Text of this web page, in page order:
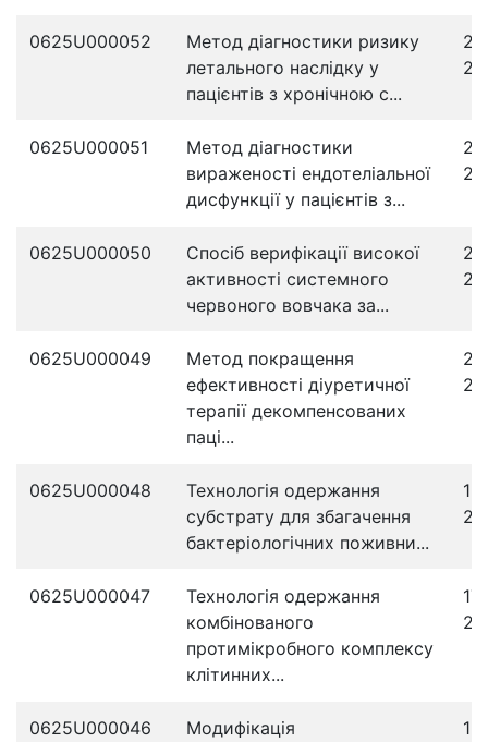
0625U000052
Метод діагностики ризику
летального наслідку у
пацієнтів з хронічною с...
0625U000051
Метод діагностики
вираженості ендотеліальної
дисфункції у пацієнтів з...
0625U000050
Спосіб верифікації високої
активності системного
червоного вовчака за...
0625U000049
Метод покращення
ефективності діуретичної
терапії декомпенсованих
паці...
0625U000048
Технологія одержання
субстрату для збагачення
бактеріологічних поживни...
0625U000047
Технологія одержання
комбінованого
протимікробного комплексу
клітинних...
0625U000046
Модифікація